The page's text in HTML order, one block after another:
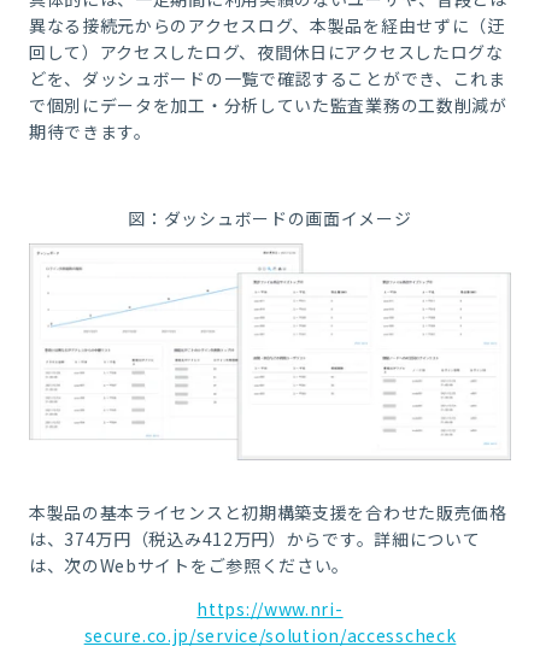
異なる接続元からのアクセスログ、本製品を経由せずに（迂
回して）アクセスしたログ、夜間休日にアクセスしたログな
どを、ダッシュボードの一覧で確認することができ、これま
で個別にデータを加工・分析していた監査業務の工数削減が
期待できます。
図：ダッシュボードの画面イメージ
本製品の基本ライセンスと初期構築支援を合わせた販売価格
は、374万円（税込み412万円）からです。詳細について
は、次のWebサイトをご参照ください。
https://www.nri-
secure.co.jp/service/solution/accesscheck